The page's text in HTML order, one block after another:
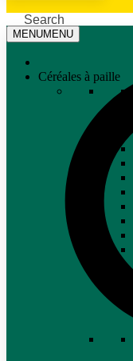
Search
MENUMENU
Céréales à paille